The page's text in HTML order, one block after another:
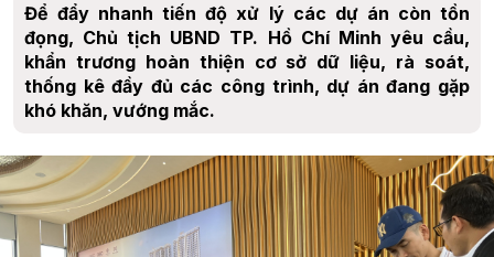
Để đẩy nhanh tiến độ xử lý các dự án còn tồn
đọng, Chủ tịch UBND TP. Hồ Chí Minh yêu cầu,
khẩn trương hoàn thiện cơ sở dữ liệu, rà soát,
thống kê đầy đủ các công trình, dự án đang gặp
khó khăn, vướng mắc.